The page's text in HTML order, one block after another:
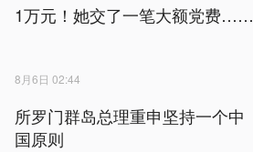
1万元！她交了一笔大额党费……
8月6日 02:44
所罗门群岛总理重申坚持一个中
国原则